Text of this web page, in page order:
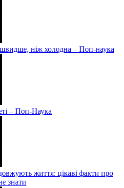
ніж холодна – Поп-наука
– Поп-Наука
життя: цікаві факти про
знати